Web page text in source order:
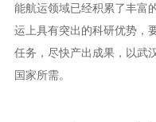
能航运领域已经积累了丰富
运上具有突出的科研优势，
任务，尽快产出成果，以武
国家所需。